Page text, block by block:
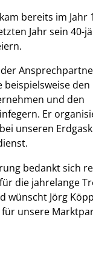
bereits im Jahr
Jahr sein 40-
den
und den
Er
unseren
bedankt sich
die jahrelange
wünscht Jörg
unsere